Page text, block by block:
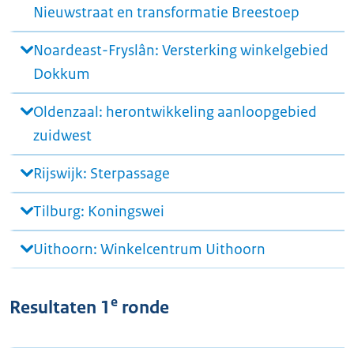
Nieuwstraat en transformatie Breestoep
Noardeast-Fryslân: Versterking winkelgebied
Dokkum
Oldenzaal: herontwikkeling aanloopgebied
zuidwest
Rijswijk: Sterpassage
Tilburg: Koningswei
Uithoorn: Winkelcentrum Uithoorn
Resultaten 1e ronde